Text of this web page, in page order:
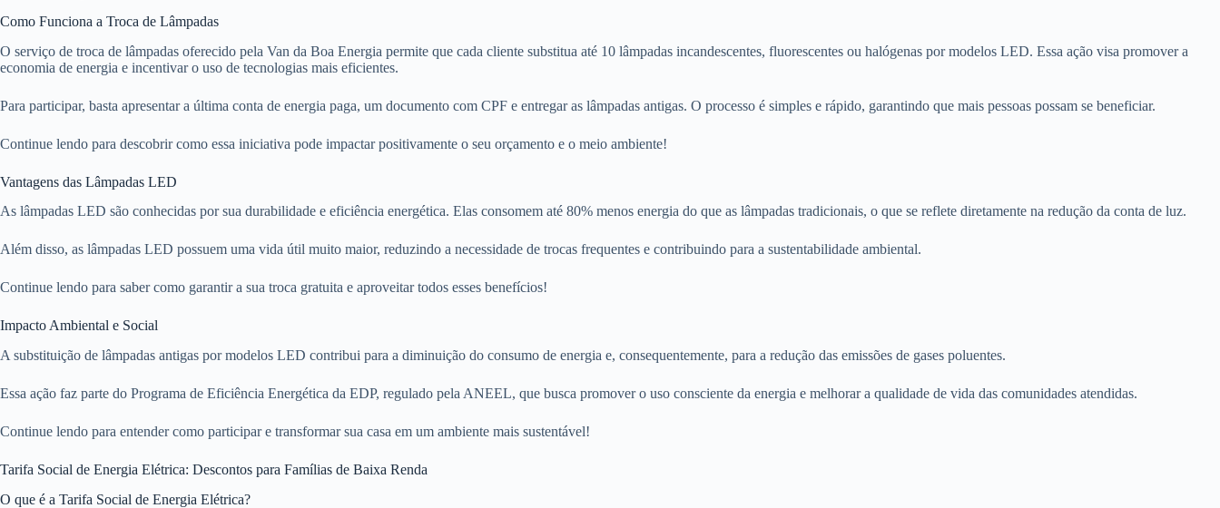
Como Funciona a Troca de Lâmpadas
O serviço de troca de lâmpadas oferecido pela Van da Boa Energia permite que cada cliente substitua até 10 lâmpadas incandescentes, fluorescentes ou halógenas por modelos LED. Essa ação visa promover a
economia de energia e incentivar o uso de tecnologias mais eficientes.
Para participar, basta apresentar a última conta de energia paga, um documento com CPF e entregar as lâmpadas antigas. O processo é simples e rápido, garantindo que mais pessoas possam se beneficiar.
Continue lendo para descobrir como essa iniciativa pode impactar positivamente o seu orçamento e o meio ambiente!
Vantagens das Lâmpadas LED
As lâmpadas LED são conhecidas por sua durabilidade e eficiência energética. Elas consomem até 80% menos energia do que as lâmpadas tradicionais, o que se reflete diretamente na redução da conta de luz.
Além disso, as lâmpadas LED possuem uma vida útil muito maior, reduzindo a necessidade de trocas frequentes e contribuindo para a sustentabilidade ambiental.
Continue lendo para saber como garantir a sua troca gratuita e aproveitar todos esses benefícios!
Impacto Ambiental e Social
A substituição de lâmpadas antigas por modelos LED contribui para a diminuição do consumo de energia e, consequentemente, para a redução das emissões de gases poluentes.
Essa ação faz parte do Programa de Eficiência Energética da EDP, regulado pela ANEEL, que busca promover o uso consciente da energia e melhorar a qualidade de vida das comunidades atendidas.
Continue lendo para entender como participar e transformar sua casa em um ambiente mais sustentável!
Tarifa Social de Energia Elétrica: Descontos para Famílias de Baixa Renda
O que é a Tarifa Social de Energia Elétrica?